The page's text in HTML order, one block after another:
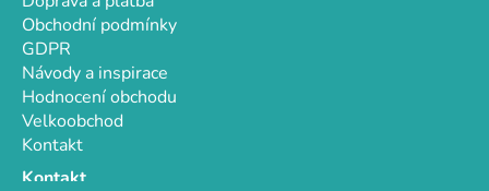
Obchodní podmínky
GDPR
Návody a inspirace
Hodnocení obchodu
Velkoobchod
Kontakt
Kontakt